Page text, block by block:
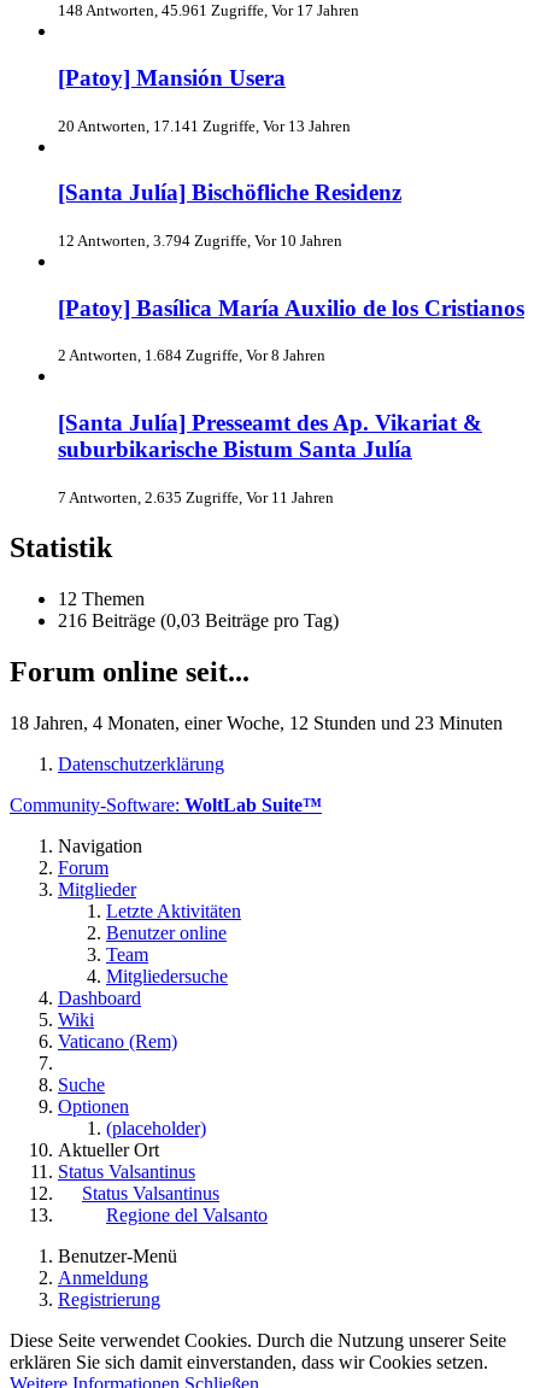
148 Antworten, 45.961 Zugriffe, Vor 17 Jahren
[Patoy] Mansión Usera
20 Antworten, 17.141 Zugriffe, Vor 13 Jahren
[Santa Julía] Bischöfliche Residenz
12 Antworten, 3.794 Zugriffe, Vor 10 Jahren
[Patoy] Basílica María Auxilio de los Cristianos
2 Antworten, 1.684 Zugriffe, Vor 8 Jahren
[Santa Julía] Presseamt des Ap. Vikariat &
suburbikarische Bistum Santa Julía
7 Antworten, 2.635 Zugriffe, Vor 11 Jahren
Statistik
12 Themen
216 Beiträge (0,03 Beiträge pro Tag)
Forum online seit...
18 Jahren, 4 Monaten, einer Woche, 12 Stunden und 23 Minuten
Datenschutzerklärung
Community-Software: WoltLab Suite™
Navigation
Forum
Mitglieder
Letzte Aktivitäten
Benutzer online
Team
Mitgliedersuche
Dashboard
Wiki
Vaticano (Rem)
Suche
Optionen
(placeholder)
Aktueller Ort
Status Valsantinus
Status Valsantinus
Regione del Valsanto
Benutzer-Menü
Anmeldung
Registrierung
Diese Seite verwendet Cookies. Durch die Nutzung unserer Seite
erklären Sie sich damit einverstanden, dass wir Cookies setzen.
Weitere Informationen Schließen